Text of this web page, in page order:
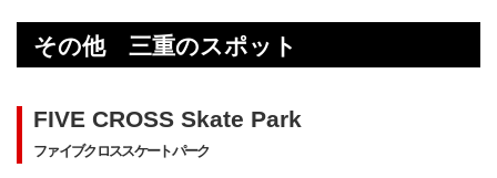
その他 三重のスポット
FIVE CROSS Skate Park
ファイブクロススケートパーク